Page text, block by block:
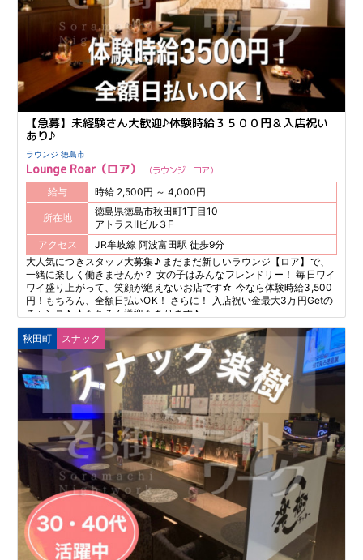
【急募】未経験さん大歓迎♪体験時給３５００円＆入店祝い
あり♪
ラウンジ 徳島市
Lounge Roar（ロア） ラウンジ ロア
給与 時給 2,500円 ～ 4,000円
所在地
徳島県徳島市秋田町1丁目10
アトラスⅡビル３F
アクセス
JR牟岐線 阿波富田駅 徒歩9分
大人気につきスタッフ大募集♪ まだまだ新しいラウンジ【ロア】で、
一緒に楽しく働きませんか？ 女の子はみんなフレンドリー！ 毎日ワイ
ワイ盛り上がって、笑顔が絶えないお店です☆ 今なら体験時給3,500
円！もちろん、全額日払いOK！ さらに！ 入店祝い金最大3万円Getの
チャンス♪ ★もちろん送迎もあります♪
秋田町 スナック